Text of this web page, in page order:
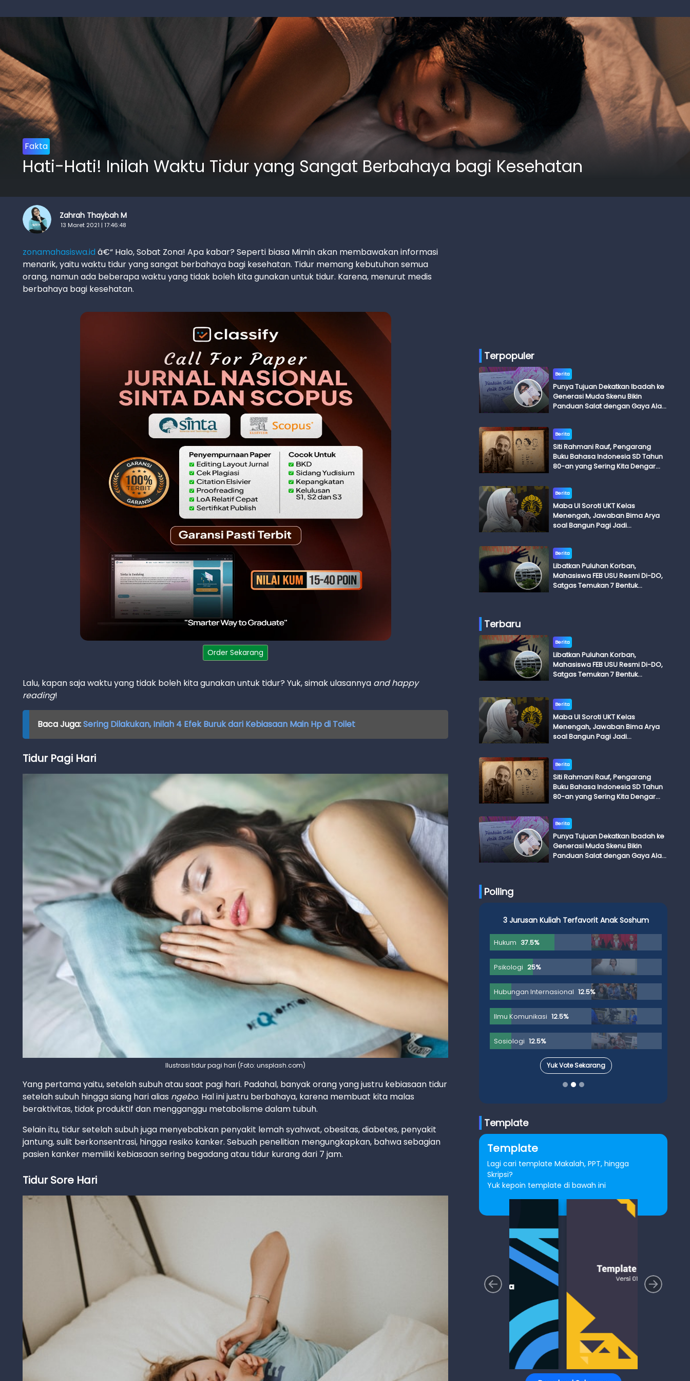
Fakta
Hati-Hati! Inilah Waktu Tidur yang Sangat Berbahaya bagi Kesehatan
Zahrah Thaybah M
13 Maret 2021 | 17:46:48
zonamahasiswa.id â€“ Halo, Sobat Zona! Apa kabar? Seperti biasa Mimin akan membawakan informasi
menarik, yaitu waktu tidur yang sangat berbahaya bagi kesehatan. Tidur memang kebutuhan semua
orang, namun ada beberapa waktu yang tidak boleh kita gunakan untuk tidur. Karena, menurut medis
berbahaya bagi kesehatan.
Order Sekarang
Lalu, kapan saja waktu yang tidak boleh kita gunakan untuk tidur? Yuk, simak ulasannya and happy
reading!
Baca Juga:Sering Dilakukan, Inilah 4 Efek Buruk dari Kebiasaan Main Hp di Toilet
Tidur Pagi Hari
Ilustrasi tidur pagi hari (Foto: unsplash.com)
Yang pertama yaitu, setelah subuh atau saat pagi hari. Padahal, banyak orang yang justru kebiasaan tidur
setelah subuh hingga siang hari alias ngebo. Hal ini justru berbahaya, karena membuat kita malas
beraktivitas, tidak produktif dan mengganggu metabolisme dalam tubuh.
Selain itu, tidur setelah subuh juga menyebabkan penyakit lemah syahwat, obesitas, diabetes, penyakit
jantung, sulit berkonsentrasi, hingga resiko kanker. Sebuah penelitian mengungkapkan, bahwa sebagian
pasien kanker memiliki kebiasaan sering begadang atau tidur kurang dari 7 jam.
Tidur Sore Hari
Terpopuler
Berita
Punya Tujuan Dekatkan Ibadah ke
Generasi Muda Skenu Bikin
Panduan Salat dengan Gaya Ala
Berita
Siti Rahmani Rauf, Pengarang
Buku Bahasa Indonesia SD Tahun
80-an yang Sering Kita Dengar
Adik Budi
Berita
Maba UI Soroti UKT Kelas
Menengah, Jawaban Bima Arya
soal Bangun Pagi Jadi
Berita
Libatkan Puluhan Korban,
Mahasiswa FEB USU Resmi Di-DO,
Satgas Temukan 7 Bentuk
Terbaru
Berita
Libatkan Puluhan Korban,
Mahasiswa FEB USU Resmi Di-DO,
Satgas Temukan 7 Bentuk
Berita
Maba UI Soroti UKT Kelas
Menengah, Jawaban Bima Arya
soal Bangun Pagi Jadi
Berita
Siti Rahmani Rauf, Pengarang
Buku Bahasa Indonesia SD Tahun
80-an yang Sering Kita Dengar
Adik Budi
Berita
Punya Tujuan Dekatkan Ibadah ke
Generasi Muda Skenu Bikin
Panduan Salat dengan Gaya Ala
Polling
3 Jurusan Kuliah Terfavorit Anak Soshum
Hukum 37.5%
Psikologi 25%
Hubungan Internasional 12.5%
Ilmu Komunikasi 12.5%
Sosiologi 12.5%
Yuk Vote Sekarang
Template
Template
Lagi cari template Makalah, PPT, hingga
Skripsi?
Yuk kepoin template di bawah ini